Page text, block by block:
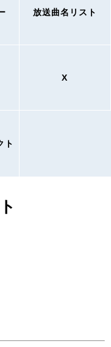
放送曲名リスト
X
ト